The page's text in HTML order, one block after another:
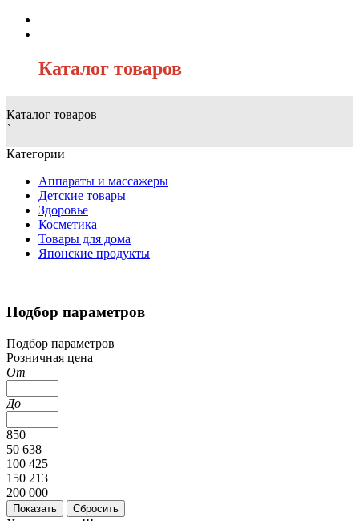
Каталог товаров
Каталог товаров
`
Категории
Аппараты и массажеры
Детские товары
Здоровье
Косметика
Товары для дома
Японские продукты
Подбор параметров
Подбор параметров
Розничная цена
От
До
850
50 638
100 425
150 213
200 000